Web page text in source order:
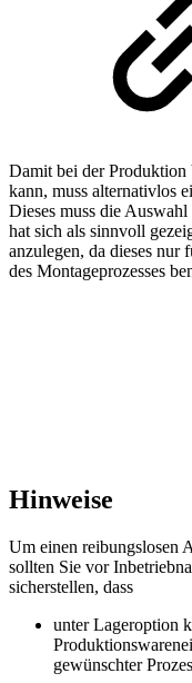
Damit bei der Produktion
kann, muss alternativlos
Dieses muss die
hat sich als sinnvoll
anzulegen, da dieses nur
des Montageprozesses
Hinweise
Um einen reibungslosen
sollten Sie vor
sicherstellen, dass
unter Lageroption
gewünschter